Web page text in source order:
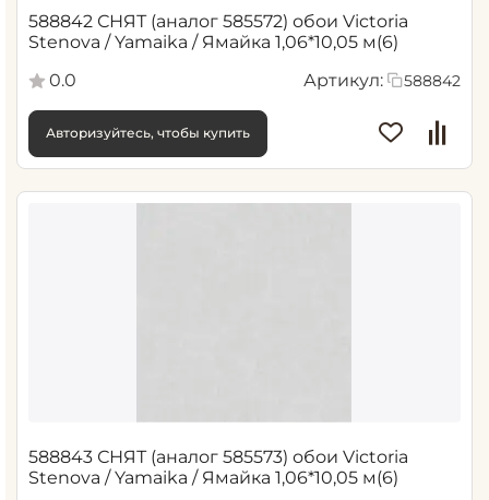
588842 СНЯТ (аналог 585572) обои Victoria
Stenova / Yamaika / Ямайка 1,06*10,05 м(6)
0.0
Артикул: 588842
Авторизуйтесь, чтобы купить
588843 СНЯТ (аналог 585573) обои Victoria
Stenova / Yamaika / Ямайка 1,06*10,05 м(6)